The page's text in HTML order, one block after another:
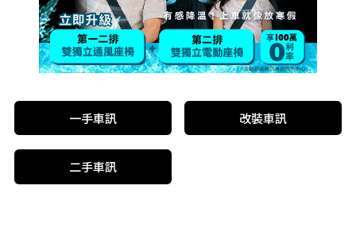
一手車訊 改裝車訊
二手車訊